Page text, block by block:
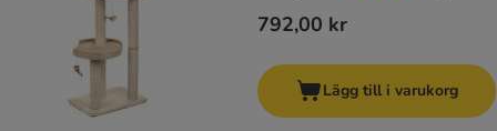
792,00 kr
Lägg till i varukorg